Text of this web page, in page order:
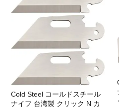
Cold Steel コールドスチール
ナイフ 台湾製 クリック N カ